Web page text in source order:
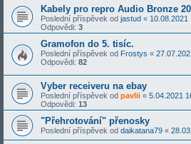
Kabely pro repro Audio Bronze
Poslední příspěvek od jastud « 10.08.2021
Odpovědi: 3
Gramofon do 5. tisíc.
Poslední příspěvek od Frostys «
Odpovědi: 82
Vyber receiveru na ebay
Poslední příspěvek od pavlii « 5.04.2021
Odpovědi: 13
"Přehrotování" přenosky
Poslední příspěvek od daikatana79 «